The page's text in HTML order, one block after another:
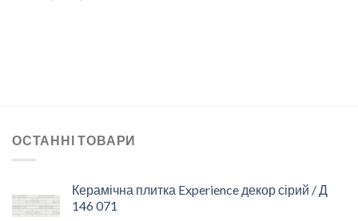
ОСТАННІ ТОВАРИ
Керамічна плитка Experience декор сірий / Д
146 071